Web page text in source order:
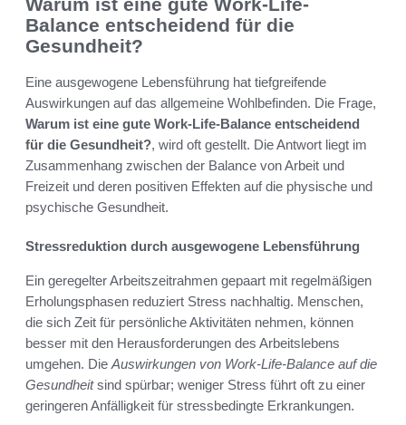
Balance entscheidend für die
Gesundheit?
Eine ausgewogene Lebensführung hat tiefgreifende
Auswirkungen auf das allgemeine Wohlbefinden. Die Frage,
Warum ist eine gute Work-Life-Balance entscheidend
für die Gesundheit?, wird oft gestellt. Die Antwort liegt im
Zusammenhang zwischen der Balance von Arbeit und
Freizeit und deren positiven Effekten auf die physische und
psychische Gesundheit.
Stressreduktion durch ausgewogene Lebensführung
Ein geregelter Arbeitszeitrahmen gepaart mit regelmäßigen
Erholungsphasen reduziert Stress nachhaltig. Menschen,
die sich Zeit für persönliche Aktivitäten nehmen, können
besser mit den Herausforderungen des Arbeitslebens
umgehen. Die Auswirkungen von Work-Life-Balance auf die
Gesundheitsind spürbar; weniger Stress führt oft zu einer
geringeren Anfälligkeit für stressbedingte Erkrankungen.